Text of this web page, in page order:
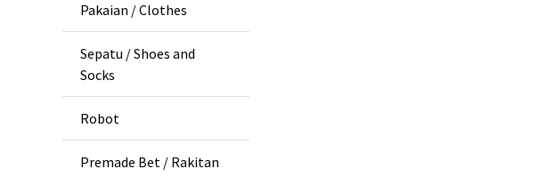
Pakaian / Clothes
Sepatu / Shoes and
Socks
Robot
Premade Bet / Rakitan